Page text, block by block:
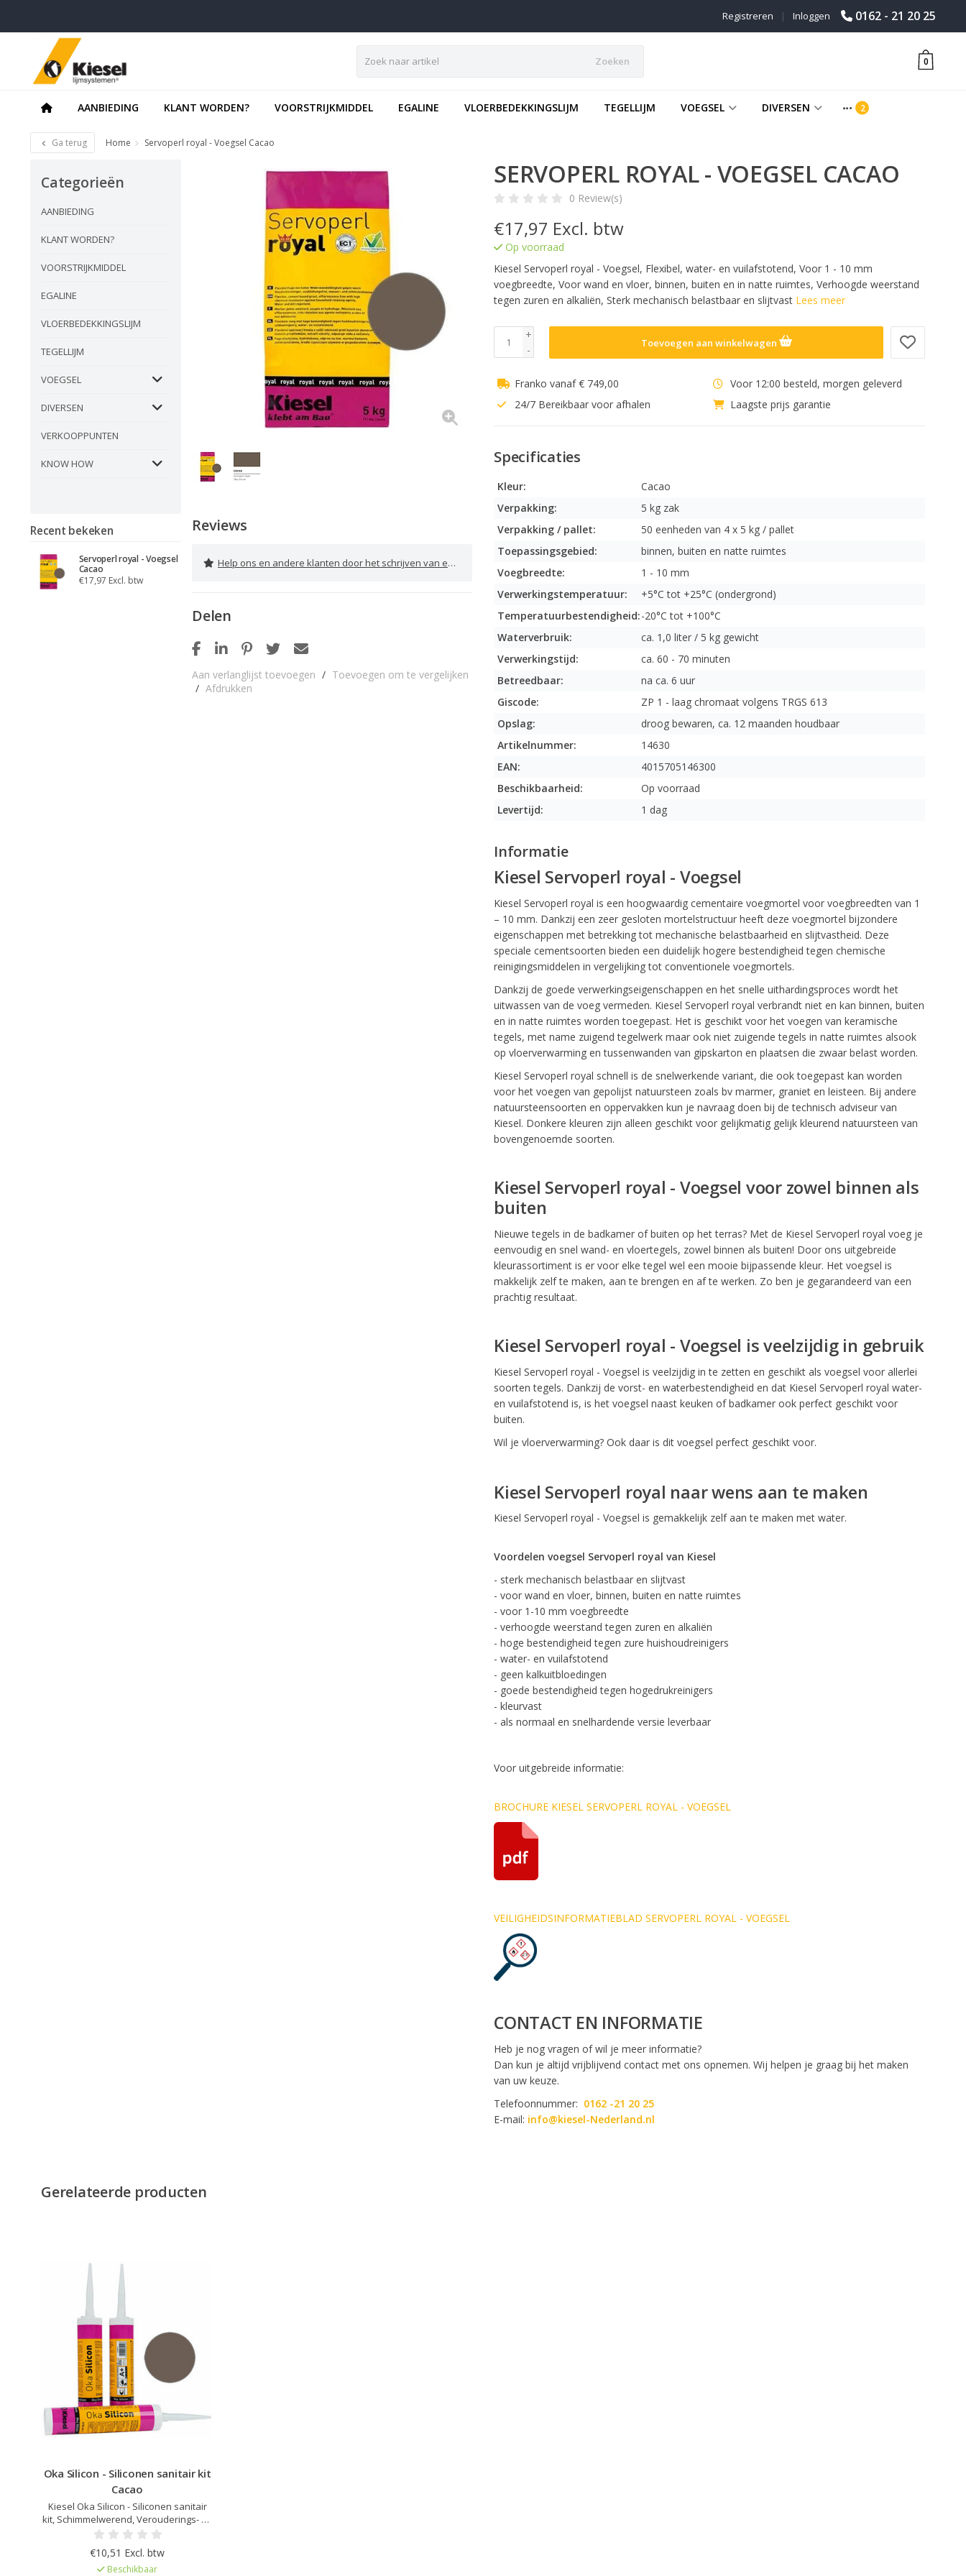
0162 - 21 20 25
Inloggen
|
Registreren
Zoeken 0
AANBIEDING KLANT WORDEN? VOORSTRIJKMIDDEL EGALINE VLOERBEDEKKINGSLIJM TEGELLIJM VOEGSEL DIVERSEN
Ga terug Home Servoperl royal - Voegsel Cacao
Categorieën
AANBIEDING
KLANT WORDEN?
VOORSTRIJKMIDDEL
EGALINE
VLOERBEDEKKINGSLIJM
TEGELLIJM
VOEGSEL
DIVERSEN
VERKOOPPUNTEN
KNOW HOW
Recent bekeken
Servoperl royal - Voegsel
Cacao
€17,97 Excl. btw
Reviews
Help ons en andere klanten door het schrijven van een review
Delen
Aan verlanglijst toevoegen / Toevoegen om te vergelijken
/ Afdrukken
SERVOPERL ROYAL - VOEGSEL CACAO
0 Review(s)
€17,97 Excl. btw
Op voorraad
Kiesel Servoperl royal - Voegsel, Flexibel, water- en vuilafstotend, Voor 1 - 10 mm
voegbreedte, Voor wand en vloer, binnen, buiten en in natte ruimtes, Verhoogde weerstand
tegen zuren en alkaliën, Sterk mechanisch belastbaar en slijtvast Lees meer
+
-
Toevoegen aan winkelwagen
Franko vanaf € 749,00
Voor 12:00 besteld, morgen geleverd
24/7 Bereikbaar voor afhalen
Laagste prijs garantie
Specificaties
Kleur:
Cacao
Verpakking:
5 kg zak
Verpakking / pallet:
50 eenheden van 4 x 5 kg / pallet
Toepassingsgebied:
binnen, buiten en natte ruimtes
Voegbreedte:
1 - 10 mm
Verwerkingstemperatuur:
+5°C tot +25°C (ondergrond)
Temperatuurbestendigheid:-20°C tot +100°C
Waterverbruik:
ca. 1,0 liter / 5 kg gewicht
Verwerkingstijd:
ca. 60 - 70 minuten
Betreedbaar:
na ca. 6 uur
Giscode:
ZP 1 - laag chromaat volgens TRGS 613
Opslag:
droog bewaren, ca. 12 maanden houdbaar
Artikelnummer:
14630
EAN:
4015705146300
Beschikbaarheid:
Op voorraad
Levertijd:
1 dag
Informatie
Kiesel Servoperl royal - Voegsel
Kiesel Servoperl royal is een hoogwaardig cementaire voegmortel voor voegbreedten van 1
– 10 mm. Dankzij een zeer gesloten mortelstructuur heeft deze voegmortel bijzondere
eigenschappen met betrekking tot mechanische belastbaarheid en slijtvastheid. Deze
speciale cementsoorten bieden een duidelijk hogere bestendigheid tegen chemische
reinigingsmiddelen in vergelijking tot conventionele voegmortels.
Dankzij de goede verwerkingseigenschappen en het snelle uithardingsproces wordt het
uitwassen van de voeg vermeden. Kiesel Servoperl royal verbrandt niet en kan binnen, buiten
en in natte ruimtes worden toegepast. Het is geschikt voor het voegen van keramische
tegels, met name zuigend tegelwerk maar ook niet zuigende tegels in natte ruimtes alsook
op vloerverwarming en tussenwanden van gipskarton en plaatsen die zwaar belast worden.
Kiesel Servoperl royal schnell is de snelwerkende variant, die ook toegepast kan worden
voor het voegen van gepolijst natuursteen zoals bv marmer, graniet en leisteen. Bij andere
natuursteensoorten en oppervakken kun je navraag doen bij de technisch adviseur van
Kiesel. Donkere kleuren zijn alleen geschikt voor gelijkmatig gelijk kleurend natuursteen van
bovengenoemde soorten.
Kiesel Servoperl royal - Voegsel voor zowel binnen als
buiten
Nieuwe tegels in de badkamer of buiten op het terras? Met de Kiesel Servoperl royal voeg je
eenvoudig en snel wand- en vloertegels, zowel binnen als buiten! Door ons uitgebreide
kleurassortiment is er voor elke tegel wel een mooie bijpassende kleur. Het voegsel is
makkelijk zelf te maken, aan te brengen en af te werken. Zo ben je gegarandeerd van een
prachtig resultaat.
Kiesel Servoperl royal - Voegsel is veelzijdig in gebruik
Kiesel Servoperl royal - Voegsel is veelzijdig in te zetten en geschikt als voegsel voor allerlei
soorten tegels. Dankzij de vorst- en waterbestendigheid en dat Kiesel Servoperl royal water-
en vuilafstotend is, is het voegsel naast keuken of badkamer ook perfect geschikt voor
buiten.
Wil je vloerverwarming? Ook daar is dit voegsel perfect geschikt voor.
Kiesel Servoperl royal naar wens aan te maken
Kiesel Servoperl royal - Voegsel is gemakkelijk zelf aan te maken met water.
Voordelen voegsel Servoperl royal van Kiesel
- sterk mechanisch belastbaar en slijtvast
- voor wand en vloer, binnen, buiten en natte ruimtes
- voor 1-10 mm voegbreedte
- verhoogde weerstand tegen zuren en alkaliën
- hoge bestendigheid tegen zure huishoudreinigers
- water- en vuilafstotend
- geen kalkuitbloedingen
- goede bestendigheid tegen hogedrukreinigers
- kleurvast
- als normaal en snelhardende versie leverbaar
Voor uitgebreide informatie:
BROCHURE KIESEL SERVOPERL ROYAL - VOEGSEL
VEILIGHEIDSINFORMATIEBLAD SERVOPERL ROYAL - VOEGSEL
CONTACT EN INFORMATIE
Heb je nog vragen of wil je meer informatie?
Dan kun je altijd vrijblijvend contact met ons opnemen. Wij helpen je graag bij het maken
van uw keuze.
Telefoonnummer: 0162 -21 20 25
E-mail: info@kiesel-Nederland.nl
Gerelateerde producten
Oka Silicon - Siliconen sanitair kit
Cacao
Kiesel Oka Silicon - Siliconen sanitair
kit, Schimmelwerend, Verouderings- en
UV bestendig, Elastisch na uitharding,
Royal, Zeer lage emissie EC1Plus
gelicentieerd
€10,51 Excl. btw
Beschikbaar